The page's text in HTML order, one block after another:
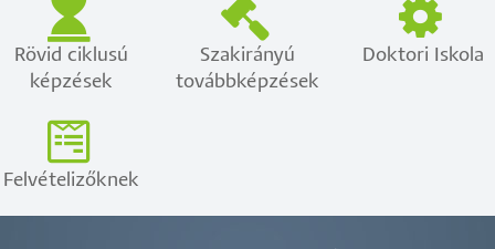
Rövid ciklusú
képzések
Szakirányú
továbbképzések
Doktori Iskola
Felvételizőknek